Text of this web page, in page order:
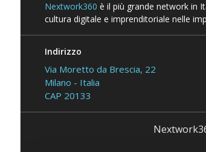
Nextwork360 è il più grande network in
cultura digitale e imprenditoriale nelle
Indirizzo
Via Moretto da Brescia, 22
Milano - Italia
CAP 20133